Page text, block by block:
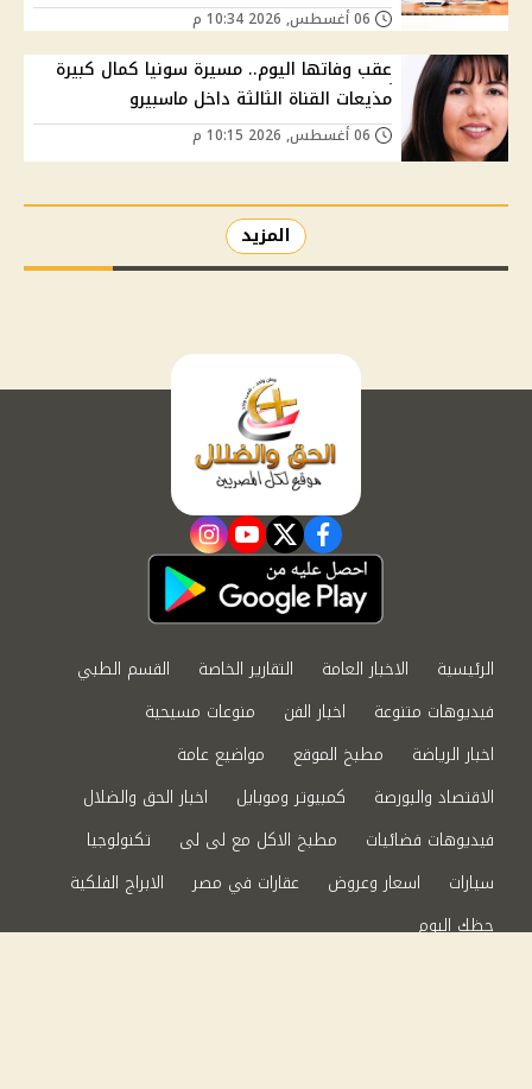
عقب وفاتها اليوم.. مسيرة سونيا كمال كبيرة
مذيعات القناة الثالثة داخل ماسبيرو
المزيد
facebook
twitter
youtube
instagram
الرئيسية الاخبار العامة التقارير الخاصة
القسم الطبي
فيديوهات متنوعة
اخبار الفن
منوعات مسيحية
اخبار الرياضة
مطبخ الموقع
مواضيع عامة
الاقتصاد والبورصة
كمبيوتر وموبايل
اخبار الحق والضلال
فيديوهات فضائيات
مطبخ الاكل مع لى لى
تكنولوجيا
سيارات
اسعار وعروض عقارات في مصر
الابراج الفلكية
حظك اليوم